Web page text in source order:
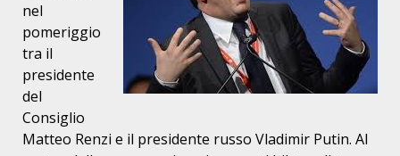
nel
pomeriggio
tra il
presidente
del
Consiglio
Matteo Renzi e il presidente russo Vladimir Putin. Al